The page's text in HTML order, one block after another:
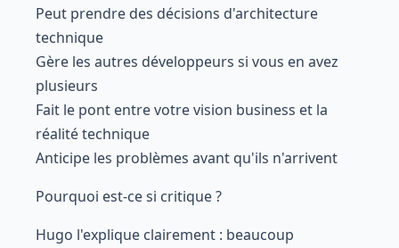
Peut prendre des décisions d'architecture
technique
Gère les autres développeurs si vous en avez
plusieurs
Fait le pont entre votre vision business et la
réalité technique
Anticipe les problèmes avant qu'ils n'arrivent
Pourquoi est-ce si critique ?
Hugo l'explique clairement : beaucoup